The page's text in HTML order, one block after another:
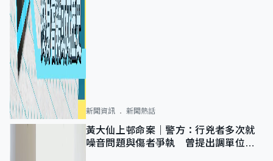
新聞資訊 新聞熱話
黃大仙上邨命案｜警方：行兇者多次就
噪音問題與傷者爭執 曾提出調單位已